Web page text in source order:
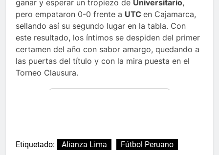
ganar y esperar un tropiezo de Universitario,
pero empataron 0-0 frente a UTC en Cajamarca,
sellando así su segundo lugar en la tabla. Con
este resultado, los íntimos se despiden del primer
certamen del año con sabor amargo, quedando a
las puertas del título y con la mira puesta en el
Torneo Clausura.
Etiquetado: Alianza Lima
Fútbol Peruano